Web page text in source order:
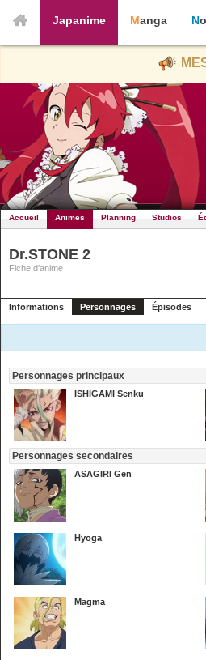
Japanime Manga
Accueil Animes Planning Studios
Dr.STONE 2
Fiche d'anime
Informations Personnages Épisodes
Personnages principaux
ISHIGAMI Senku
Personnages secondaires
ASAGIRI Gen
Hyoga
Magma